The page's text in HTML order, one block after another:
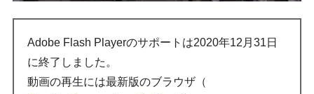
Adobe Flash Playerのサポートは2020年12月31日
に終了しました。
動画の再生には最新版のブラウザ（